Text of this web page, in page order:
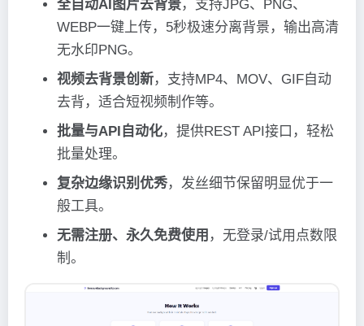
全自动AI图片去背景，支持JPG、PNG、
WEBP一键上传，5秒极速分离背景，输出高清
无水印PNG。
视频去背景创新，支持MP4、MOV、GIF自动
去背，适合短视频制作等。
批量与API自动化，提供REST API接口，轻松
批量处理。
复杂边缘识别优秀，发丝细节保留明显优于一
般工具。
无需注册、永久免费使用 ，无登录/试用点数限
制。